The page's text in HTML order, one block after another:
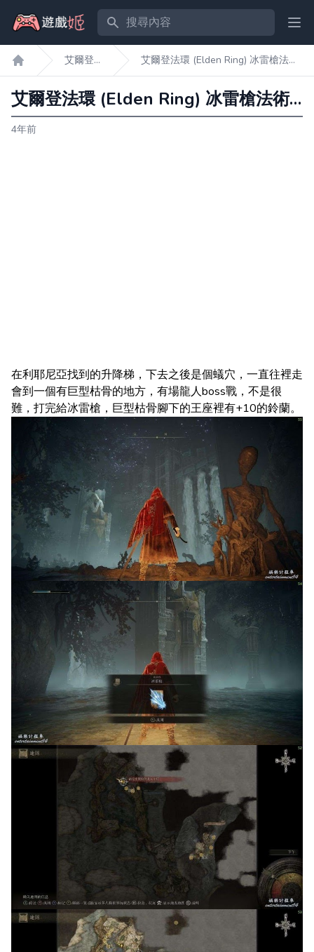
搜尋內容
遊戲姬首頁
艾爾登
法環
艾爾登法環 (Elden Ring) 冰雷槍法術
獲得方法
艾爾登法環 (Elden Ring) 冰雷槍法術獲得方法
4年前
在利耶尼亞找到的升降梯，下去之後是個蟻穴，一直往裡走
會到一個有巨型枯骨的地方，有場龍人boss戰，不是很
難，打完給冰雷槍，巨型枯骨腳下的王座裡有+10的鈴蘭。